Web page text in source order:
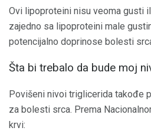
Ovi lipoproteini nisu veoma gusti
zajedno sa lipoproteini male
potencijalno doprinose bolesti
Šta bi trebalo da bude moj
Povišeni nivoi triglicerida takođe
za bolesti srca. Prema
krvi: